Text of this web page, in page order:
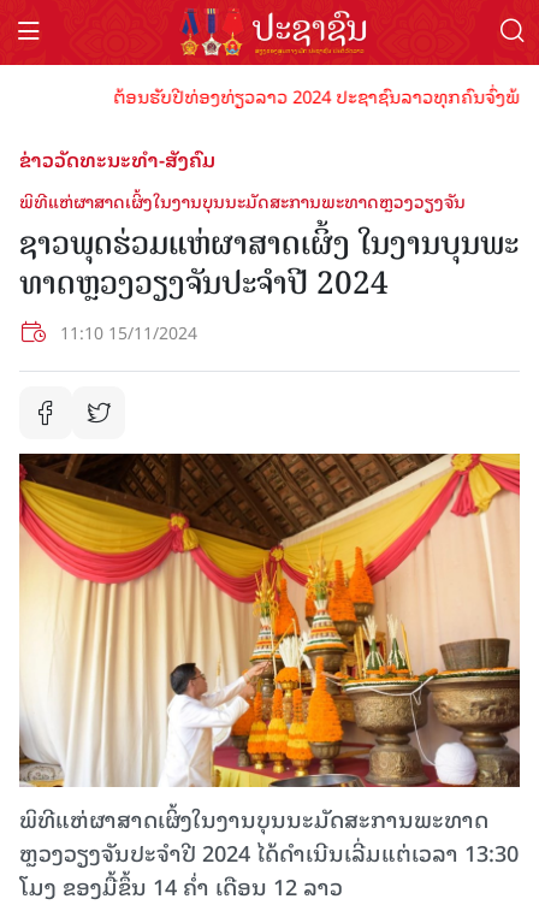
ຕ້ອນຮັບປີທ່ອງທ່ຽວລາວ 2024 ປະຊາຊົນລາວທຸກຄົນຈົ່ງພ້ອ
ຂ່າວວັດທະນະທຳ-ສັງຄົມ
ພິທີແຫ່ຜາສາດເຜິ້ງໃນງານບຸນນະມັດສະການພະທາດຫຼວງວຽງຈັນ
ຊາວພຸດຮ່ວມແຫ່ຜາສາດເຜິ້ງ ໃນງານບຸນພະ
ທາດຫຼວງວຽງຈັນປະຈຳປີ 2024
11:10 15/11/2024
ພິທີແຫ່ຜາສາດເຜິ້ງໃນງານບຸນນະມັດສະການພະທາດ
ຫຼວງວຽງຈັນປະຈຳປີ 2024 ໄດ້ດຳເນີນເລີ່ມແຕ່ເວລາ 13:30
ໂມງ ຂອງມື້ຂຶ້ນ 14 ຄໍ່າ ເດືອນ 12 ລາວ